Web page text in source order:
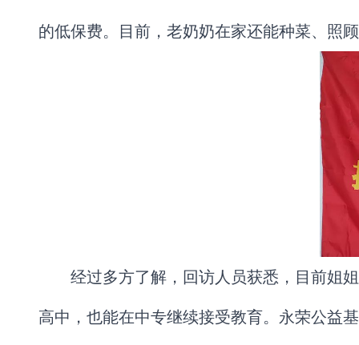
的低保费。目前，老奶奶在家还能种菜、照
经过多方了解，回访人员获悉，目前姐
高中，也能在中专继续接受教育。永荣公益